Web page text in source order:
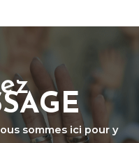
sommes ici pour y